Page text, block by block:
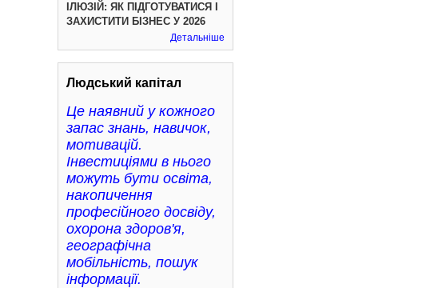
ІЛЮЗІЙ: ЯК ПІДГОТУВАТИСЯ І
ЗАХИСТИТИ БІЗНЕС У 2026
Детальніше
Людський капітал
Це наявний у кожного
запас знань, навичок,
мотивацій.
Інвестиціями в нього
можуть бути освіта,
накопичення
професійного досвіду,
охорона здоров'я,
географічна
мобільність, пошук
інформації.